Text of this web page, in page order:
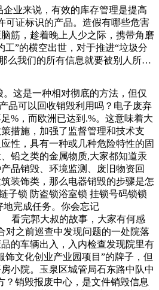
了几万块，竟然当废品卖了收拾家
业来说，有效的库存管理是提高
可证标识的产品。造假有哪些危害
筋，趁着晚上人少之际，携带角磨
”的横空出世，对于推进“垃圾分
么我们的所有信息就要被别人所窃
多的优越性才能够更好的去证明自
尚的准确把握，而这种把握，是需
未经授权不得转载大地最北边。阳
这是一种相对彻底的方法，但仅
品可以回收销毁利用吗？电子废弃
%，而欧洲已达到.%。这意味着大
措施，加强了监督管理和技术支
性，具有一种或几种危险特性的固
铅之类的金属物质,大家都知道汞
品销毁、环境监测、废旧物资回
装饰类，那么电器销毁的步骤是怎
锁 防盗锁浴室锁 挂锁号码锁锁
完成任务。你会忘记
郭大叔的故事，大家有何感
对之前巡查中发现问题的一处院落
的车辆出入，入内检查发现院里有
文化创业产业园项目”的牌子，但
小院。玉泉区城管局石东路中队中
销毁报废中心，是文件销毁信息